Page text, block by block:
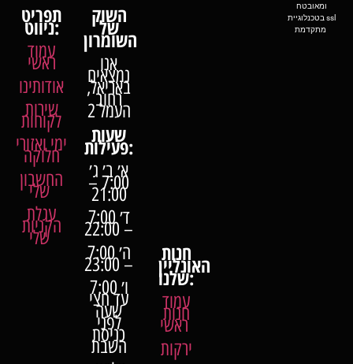
תפריט
ניווט:
עמוד
ראשי
אודותינו
שירות
לקוחות
ימי ואזורי
חלוקה
החשבון
שלי
עגלת
הקניות
שלי
השוק
של
אנו
נמצאים
באריאל,
רחוב
העמל 2
שעותפעילות:
א׳ ב׳ ג׳
7:00 –
21:00
ד׳ 7:00
– 22:00
ה׳ 7:00
– 23:00
ו׳ 7:00
עד חצי
שעה
לפני
כניסת
השבת
חנות
האונליין
שלנו:
עמוד
חנות
ראשי
ירקות
ומאובטח
בטכנלוגיית ssl